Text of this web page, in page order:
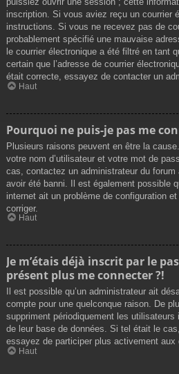
inscription. Si vous aviez reçu un courrier
instructions. Si vous ne recevez pas de
probablement spécifié une mauvaise
le courrier électronique a été filtré en tant
certain que l’adresse de courrier
était correcte, essayez de contacter un
Haut
Pourquoi ne puis-je pas me
Plusieurs raisons peuvent en être la
votre nom d’utilisateur et votre mot de
cas, contactez un administrateur du
avoir été banni. Il est également possible
internet ait un problème de configuration
corriger.
Haut
Je m’étais déjà inscrit par le
présent plus me connecter ?!
Il est possible qu’un administrateur ait
compte pour une quelconque raison. De
suppriment périodiquement les
de leur base de données. Si tel était le
essayez de participer plus activement
Haut